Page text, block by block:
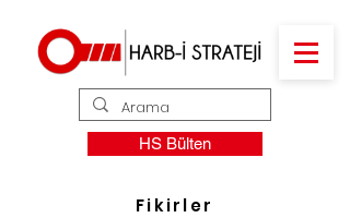
HS Bülten
Fikirler